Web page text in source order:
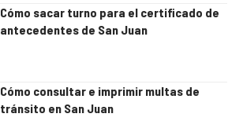
Cómo sacar turno para el certificado de
antecedentes de San Juan
Cómo consultar e imprimir multas de
tránsito en San Juan